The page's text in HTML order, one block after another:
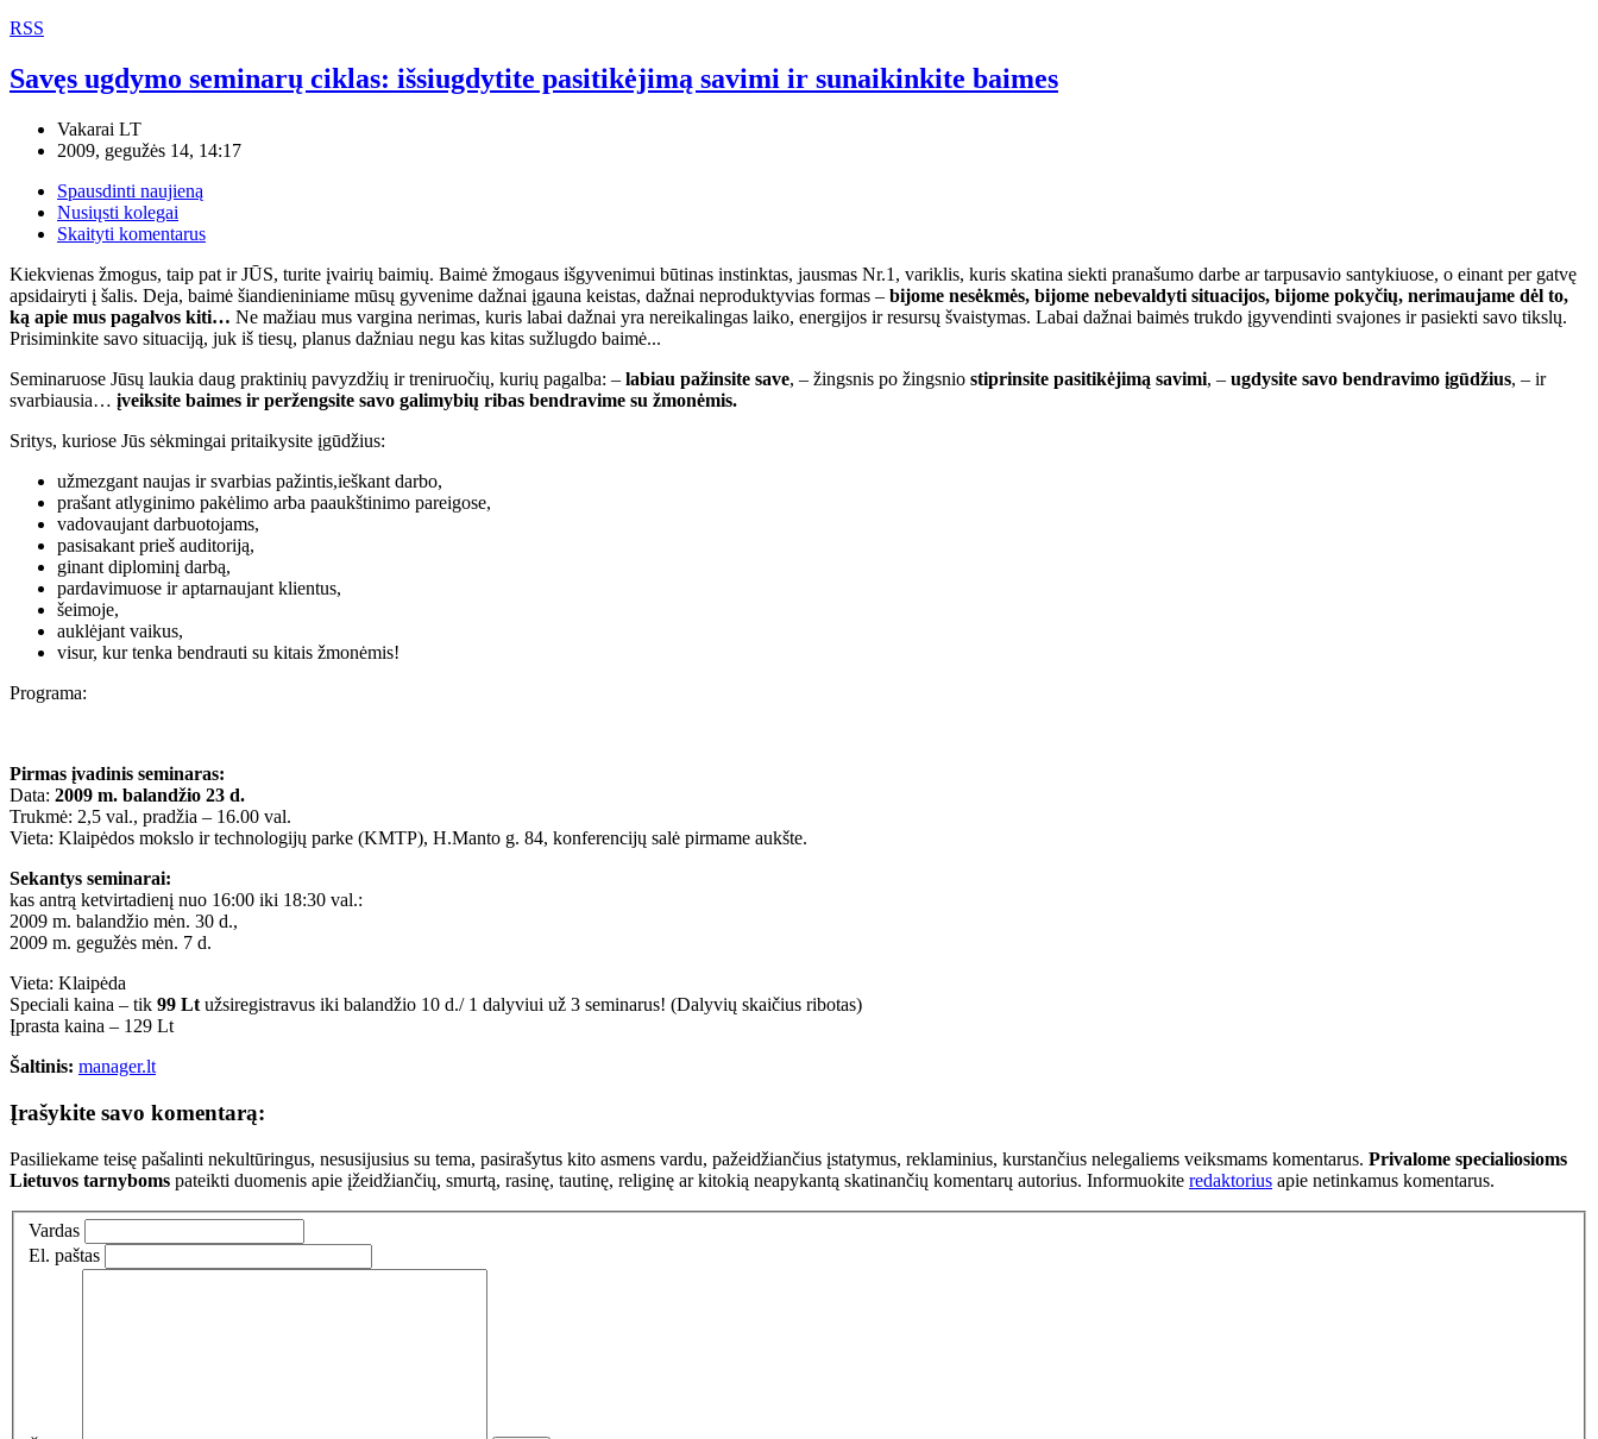
RSS
Savęs ugdymo seminarų ciklas: išsiugdytite pasitikėjimą savimi ir sunaikinkite baimes
Vakarai LT
2009, gegužės 14, 14:17
Spausdinti naujieną
Nusiųsti kolegai
Skaityti komentarus
Kiekvienas žmogus, taip pat ir JŪS, turite įvairių baimių. Baimė žmogaus išgyvenimui būtinas instinktas, jausmas Nr.1, variklis, kuris skatina siekti pranašumo darbe ar tarpusavio santykiuose, o einant per gatvę
apsidairyti į šalis. Deja, baimė šiandieniniame mūsų gyvenime dažnai įgauna keistas, dažnai neproduktyvias formas – bijome nesėkmės, bijome nebevaldyti situacijos, bijome pokyčių, nerimaujame dėl to,
ką apie mus pagalvos kiti… Ne mažiau mus vargina nerimas, kuris labai dažnai yra nereikalingas laiko, energijos ir resursų švaistymas. Labai dažnai baimės trukdo įgyvendinti svajones ir pasiekti savo tikslų.
Prisiminkite savo situaciją, juk iš tiesų, planus dažniau negu kas kitas sužlugdo baimė...
Seminaruose Jūsų laukia daug praktinių pavyzdžių ir treniruočių, kurių pagalba: – labiau pažinsite save, – žingsnis po žingsnio stiprinsite pasitikėjimą savimi, – ugdysite savo bendravimo įgūdžius, – ir
svarbiausia… įveiksite baimes ir peržengsite savo galimybių ribas bendravime su žmonėmis.
Sritys, kuriose Jūs sėkmingai pritaikysite įgūdžius:
užmezgant naujas ir svarbias pažintis,ieškant darbo,
prašant atlyginimo pakėlimo arba paaukštinimo pareigose,
vadovaujant darbuotojams,
pasisakant prieš auditoriją,
ginant diplominį darbą,
pardavimuose ir aptarnaujant klientus,
šeimoje,
auklėjant vaikus,
visur, kur tenka bendrauti su kitais žmonėmis!
Programa:
Pirmas įvadinis seminaras:
Data: 2009 m. balandžio 23 d.
Trukmė: 2,5 val., pradžia – 16.00 val.
Vieta: Klaipėdos mokslo ir technologijų parke (KMTP), H.Manto g. 84, konferencijų salė pirmame aukšte.
Sekantys seminarai:
kas antrą ketvirtadienį nuo 16:00 iki 18:30 val.:
2009 m. balandžio mėn. 30 d.,
2009 m. gegužės mėn. 7 d.
Vieta: Klaipėda
Speciali kaina – tik 99 Lt užsiregistravus iki balandžio 10 d./ 1 dalyviui už 3 seminarus! (Dalyvių skaičius ribotas)
Įprasta kaina – 129 Lt
Šaltinis: manager.lt
Įrašykite savo komentarą:
Pasiliekame teisę pašalinti nekultūringus, nesusijusius su tema, pasirašytus kito asmens vardu, pažeidžiančius įstatymus, reklaminius, kurstančius nelegaliems veiksmams komentarus. Privalome specialiosioms
Lietuvos tarnyboms pateikti duomenis apie įžeidžiančių, smurtą, rasinę, tautinę, religinę ar kitokią neapykantą skatinančių komentarų autorius. Informuokite redaktorius apie netinkamus komentarus.
Vardas
El. paštas